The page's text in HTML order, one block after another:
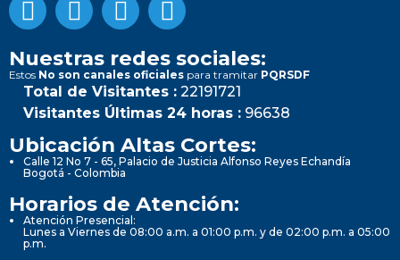
Nuestras redes sociales:
Estos No son canales oficiales para tramitar PQRSDF
Total de Visitantes : 22191721
Visitantes Últimas 24 horas : 96638
Ubicación Altas Cortes:
Calle 12 No 7 - 65, Palacio de Justicia Alfonso Reyes Echandía
Bogotá - Colombia
Horarios de Atención:
Atención Presencial:
Lunes a Viernes de 08:00 a.m. a 01:00 p.m. y de 02:00 p.m. a 05:00
p.m.